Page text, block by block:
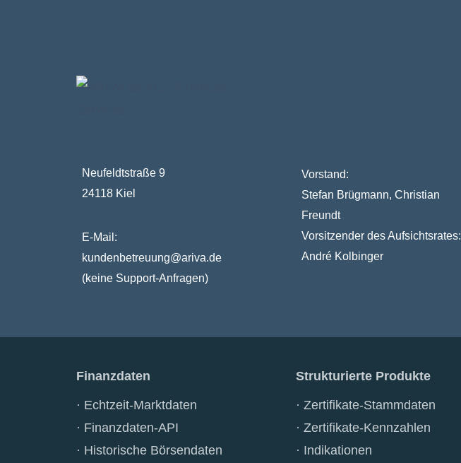
Neufeldtstraße 9
24118 Kiel
E-Mail:
kundenbetreuung@ariva.de
(keine Support-Anfragen)
Vorstand:
Stefan Brügmann, Christian
Freundt
Vorsitzender des Aufsichtsrates:
André Kolbinger
Finanzdaten
Echtzeit-Marktdaten
Finanzdaten-API
Historische Börsendaten
Strukturierte Produkte
Zertifikate-Stammdaten
Zertifikate-Kennzahlen
Indikationen